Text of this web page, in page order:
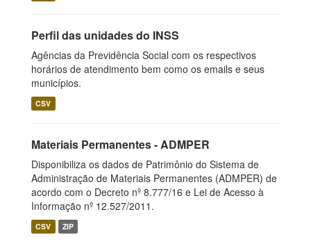
Perfil das unidades do INSS
Agências da Previdência Social com os respectivos
horários de atendimento bem como os emails e seus
municípios.
CSV
Materiais Permanentes - ADMPER
Disponibiliza os dados de Patrimônio do Sistema de
Administração de Materiais Permanentes (ADMPER) de
acordo com o Decreto nº 8.777/16 e Lei de Acesso à
Informação nº 12.527/2011.
CSV ZIP